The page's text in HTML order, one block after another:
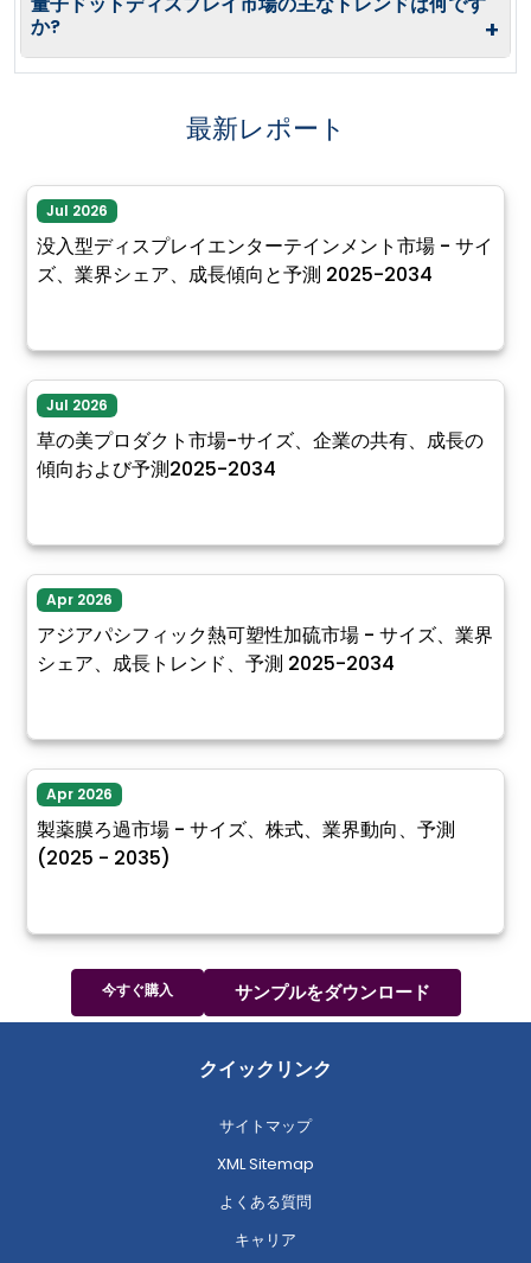
か?
+
最新レポート
Jul 2026
没入型ディスプレイエンターテインメント市場 - サイ
ズ、業界シェア、成長傾向と予測 2025-2034
Jul 2026
草の美プロダクト市場-サイズ、企業の共有、成長の
傾向および予測2025-2034
Apr 2026
アジアパシフィック熱可塑性加硫市場 - サイズ、業界
シェア、成長トレンド、予測 2025-2034
Apr 2026
製薬膜ろ過市場 - サイズ、株式、業界動向、予測
(2025 - 2035)
今すぐ購入 サンプルをダウンロード
クイックリンク
サイトマップ
XML Sitemap
よくある質問
キャリア